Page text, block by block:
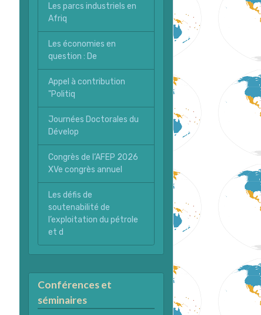
Les parcs industriels en
Afriq
Les économies en
question : De
Appel à contribution
"Politiq
Journées Doctorales du
Dévelop
Congrès de l’AFEP 2026
XVe congrès annuel
Les défis de
soutenabilité de
l’exploitation du pétrole
et d
Conférences et
séminaires